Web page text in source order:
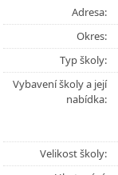
Adresa:
Okres:
Typ školy:
Vybavení školy a její
nabídka:
Velikost školy: